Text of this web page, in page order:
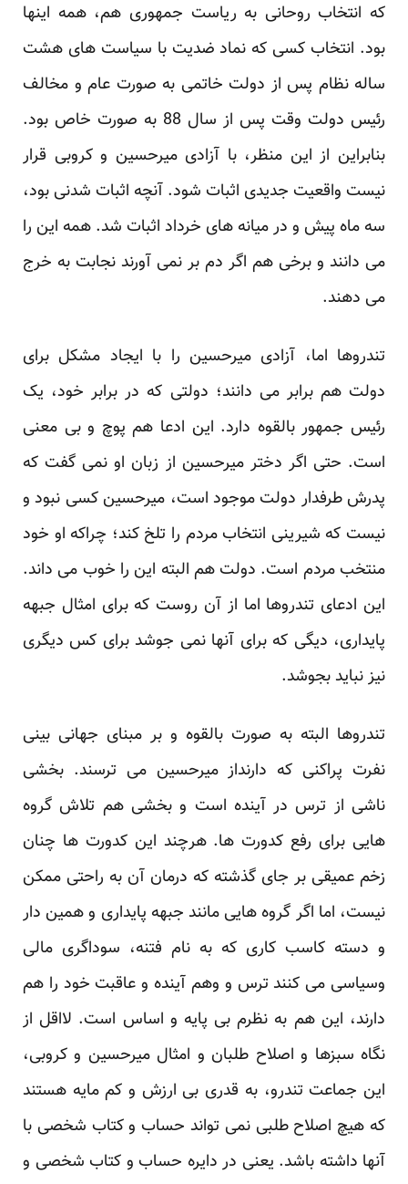
که انتخاب روحانی به ریاست جمهوری هم، همه اینها
بود. انتخاب کسی که نماد ضدیت با سیاست های هشت
ساله نظام پس از دولت خاتمی به صورت عام و مخالف
رئیس دولت وقت پس از سال 88 به صورت خاص بود.
بنابراین از این منظر، با آزادی میرحسین و کروبی قرار
نیست واقعیت جدیدی اثبات شود. آنچه اثبات شدنی بود،
سه ماه پیش و در میانه های خرداد اثبات شد. همه این را
می دانند و برخی هم اگر دم بر نمی آورند نجابت به خرج
می دهند.
تندروها اما، آزادی میرحسین را با ایجاد مشکل برای
دولت هم برابر می دانند؛ دولتی که در برابر خود، یک
رئیس جمهور بالقوه دارد. این ادعا هم پوچ و بی معنی
است. حتی اگر دختر میرحسین از زبان او نمی گفت که
پدرش طرفدار دولت موجود است، میرحسین کسی نبود و
نیست که شیرینی انتخاب مردم را تلخ کند؛ چراکه او خود
منتخب مردم است. دولت هم البته این را خوب می داند.
این ادعای تندروها اما از آن روست که برای امثال جبهه
پایداری، دیگی که برای آنها نمی جوشد برای کس دیگری
نیز نباید بجوشد.
تندروها البته به صورت بالقوه و بر مبنای جهانی بینی
نفرت پراکنی که دارنداز میرحسین می ترسند. بخشی
ناشی از ترس در آینده است و بخشی هم تلاش گروه
هایی برای رفع کدورت ها. هرچند این کدورت ها چنان
زخم عمیقی بر جای گذشته که درمان آن به راحتی ممکن
نیست، اما اگر گروه هایی مانند جبهه پایداری و همین دار
و دسته کاسب کاری که به نام فتنه، سوداگری مالی
وسیاسی می کنند ترس و وهم آینده و عاقبت خود را هم
دارند، این هم به نظرم بی پایه و اساس است. لااقل از
نگاه سبزها و اصلاح طلبان و امثال میرحسین و کروبی،
این جماعت تندرو، به قدری بی ارزش و کم مایه هستند
که هیچ اصلاح طلبی نمی تواند حساب و کتاب شخصی با
آنها داشته باشد. یعنی در دایره حساب و کتاب شخصی و